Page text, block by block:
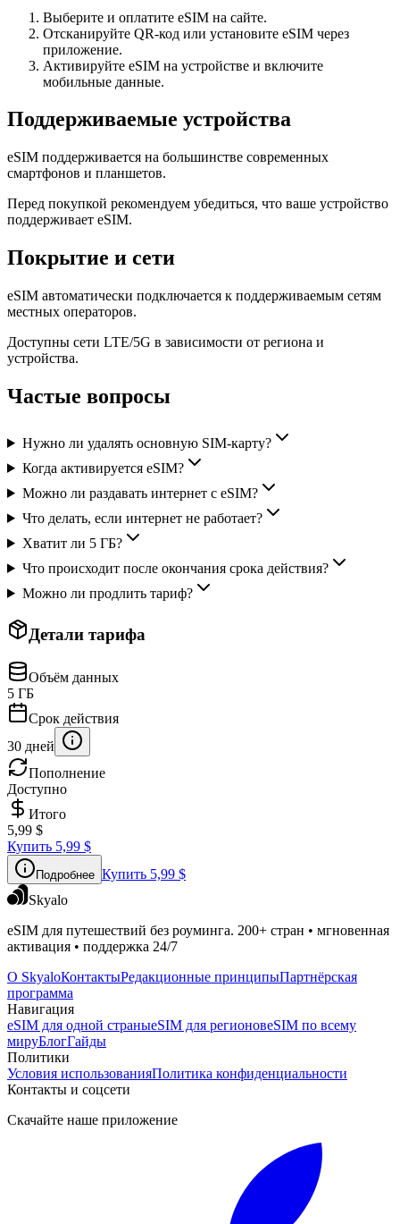
Выберите и оплатите eSIM на сайте.
Отсканируйте QR-код или установите eSIM через
приложение.
Активируйте eSIM на устройстве и включите
мобильные данные.
Поддерживаемые устройства
eSIM поддерживается на большинстве современных
смартфонов и планшетов.
Перед покупкой рекомендуем убедиться, что ваше устройство
поддерживает eSIM.
Покрытие и сети
eSIM автоматически подключается к поддерживаемым сетям
местных операторов.
Доступны сети LTE/5G в зависимости от региона и
устройства.
Частые вопросы
Нужно ли удалять основную SIM-карту?
Когда активируется eSIM?
Можно ли раздавать интернет с eSIM?
Что делать, если интернет не работает?
Хватит ли 5 ГБ?
Что происходит после окончания срока действия?
Можно ли продлить тариф?
Детали тарифа
Объём данных
5 ГБ
Срок действия
30 дней
Пополнение
Доступно
Итого
5,99 $
Купить 5,99 $
Подробнее Купить 5,99 $
Skyalo
eSIM для путешествий без роуминга. 200+ стран • мгновенная
активация • поддержка 24/7
О SkyaloКонтактыРедакционные принципыПартнёрская
программа
Навигация
eSIM для одной страныeSIM для регионовeSIM по всему
мируБлогГайды
Политики
Условия использованияПолитика конфиденциальности
Контакты и соцсети
Скачайте наше приложение